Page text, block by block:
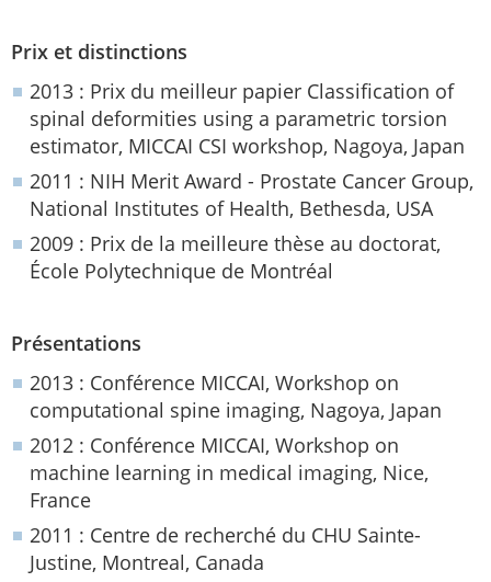
Prix et distinctions
2013 : Prix du meilleur papier Classification of
spinal deformities using a parametric torsion
estimator, MICCAI CSI workshop, Nagoya, Japan
2011 : NIH Merit Award - Prostate Cancer Group,
National Institutes of Health, Bethesda, USA
2009 : Prix de la meilleure thèse au doctorat,
École Polytechnique de Montréal
Présentations
2013 : Conférence MICCAI, Workshop on
computational spine imaging, Nagoya, Japan
2012 : Conférence MICCAI, Workshop on
machine learning in medical imaging, Nice,
France
2011 : Centre de recherché du CHU Sainte-
Justine, Montreal, Canada